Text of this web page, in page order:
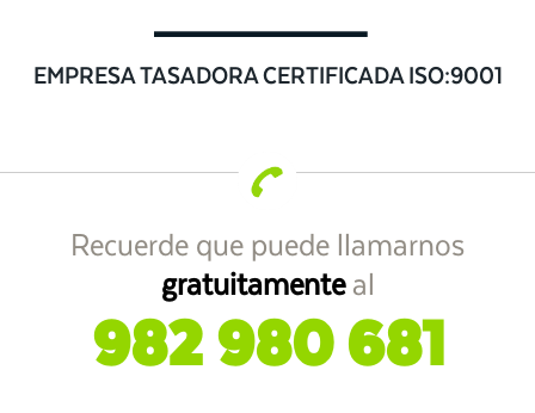
EMPRESA TASADORA CERTIFICADA ISO:9001
Recuerde que puede llamarnos
gratuitamenteal
982 980 681